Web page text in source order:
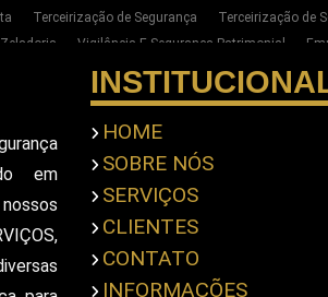
Terceirização de Segurança Terceirização de
Vigilância E Segurança Patrimonial
de Segurança Privada Zona Oeste SP Serviço de
para Empresas na Zona Oeste de SP
Empresa
Contratar Seguranca Particular Armado
Patrimonial Empresa De Seguranca Pessoal
Escolta Armada Pessoal Seguranca Particular
Privada Em Sao Paulo
em
HOME
SOBRE NÓS
SERVIÇOS
CLIENTES
CONTATO
INFORMAÇÕES